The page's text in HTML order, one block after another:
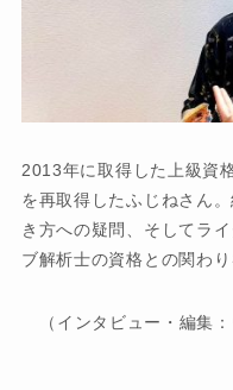
2013年に取得した上級資
を再取得したふじねさん
き方への疑問、そしてラ
ブ解析士の資格との関わり
（インタビュー・編集